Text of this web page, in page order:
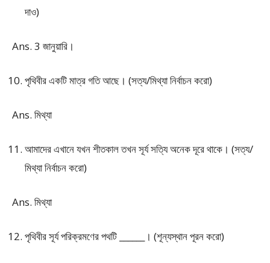
দাও)
Ans. 3 জানুয়ারি।
পৃথিবীর একটি মাত্র গতি আছে। (সত্য/মিথ্যা নির্বাচন করো)
Ans. মিথ্যা
আমাদের এখানে যখন শীতকাল তখন সূর্য সত্যি অনেক দূরে থাকে। (সত্য/
মিথ্যা নির্বাচন করো)
Ans. মিথ্যা
পৃথিবীর সূর্য পরিক্রমণের পথটি ______। (শূন্যস্থান পূরন করো)